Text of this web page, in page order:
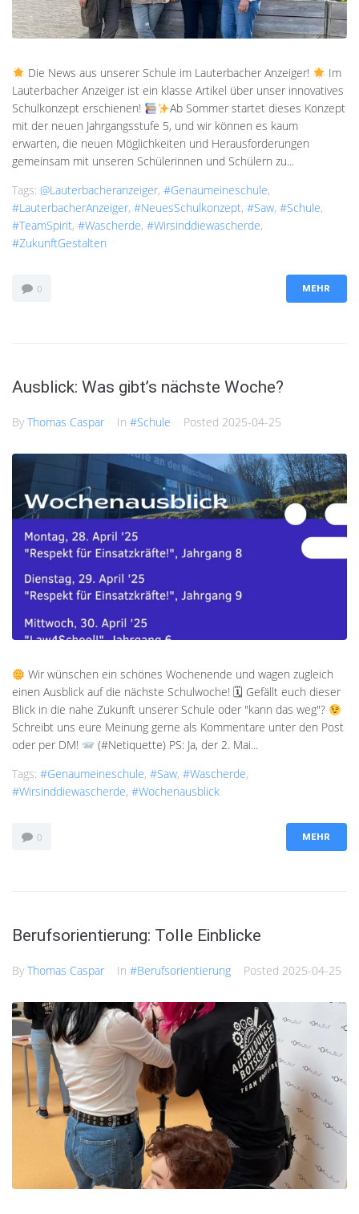
Die News aus unserer Schule im Lauterbacher Anzeiger!
Im
Lauterbacher Anzeiger ist ein klasse Artikel über unser innovatives
Schulkonzept erschienen!
Ab Sommer startet dieses Konzept
mit der neuen Jahrgangsstufe 5, und wir können es kaum
erwarten, die neuen Möglichkeiten und Herausforderungen
gemeinsam mit unseren Schülerinnen und Schülern zu...
Tags: @lauterbacheranzeiger, #genaumeineschule,
#LauterbacherAnzeiger, #NeuesSchulkonzept, #saw, #Schule,
#TeamSpirit, #Wascherde, #wirsinddiewascherde,
#ZukunftGestalten
0 MEHR
Ausblick: Was gibt’s nächste Woche?
By Thomas Caspar In #Schule Posted 2025-04-25
Wir wünschen ein schönes Wochenende und wagen zugleich
einen Ausblick auf die nächste Schulwoche! 🗓 Gefällt euch dieser
Blick in die nahe Zukunft unserer Schule oder "kann das weg"?
Schreibt uns eure Meinung gerne als Kommentare unter den Post
oder per DM!
(#Netiquette) PS: Ja, der 2. Mai...
Tags: #genaumeineschule, #saw, #Wascherde,
#wirsinddiewascherde, #wochenausblick
0 MEHR
Berufsorientierung: Tolle Einblicke
By Thomas Caspar In #Berufsorientierung Posted 2025-04-25